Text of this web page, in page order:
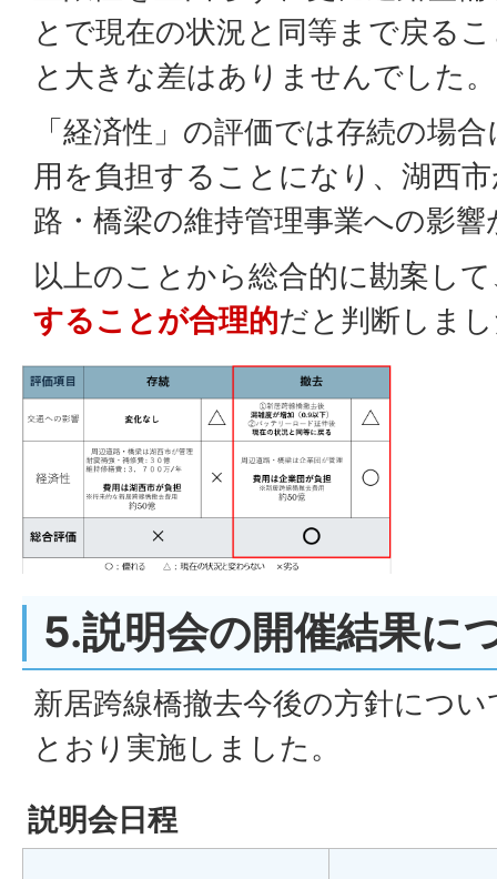
とで現在の状況と同等まで戻る
と大きな差はありませんでした。
「経済性」の評価では存続の場
用を負担することになり、湖西
路・橋梁の維持管理事業への影
以上のことから総合的に勘案し
することが合理的だと判断しま
5.説明会の開催結果に
新居跨線橋撤去今後の方針につ
とおり実施しました。
説明会日程